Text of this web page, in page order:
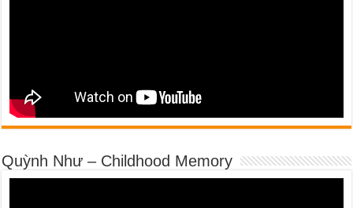
Quỳnh Như – Childhood Memory